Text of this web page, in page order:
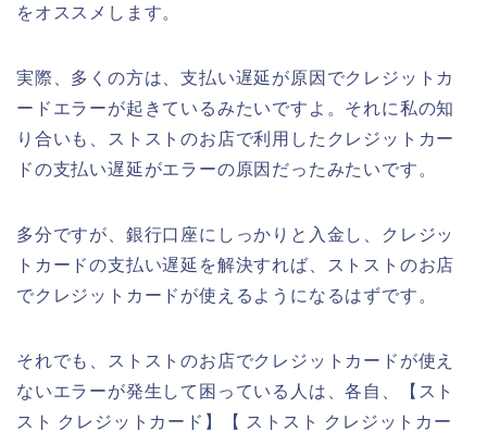
をオススメします。
実際、多くの方は、支払い遅延が原因でクレジットカ
ードエラーが起きているみたいですよ。それに私の知
り合いも、ストストのお店で利用したクレジットカー
ドの支払い遅延がエラーの原因だったみたいです。
多分ですが、銀行口座にしっかりと入金し、クレジッ
トカードの支払い遅延を解決すれば、ストストのお店
でクレジットカードが使えるようになるはずです。
それでも、ストストのお店でクレジットカードが使え
ないエラーが発生して困っている人は、各自、【スト
スト クレジットカード】【 ストスト クレジットカー